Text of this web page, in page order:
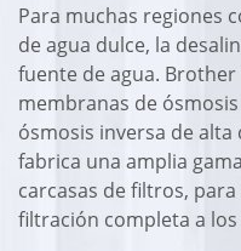
Para muchas regiones
de agua dulce, la
fuente de agua.
membranas de
ósmosis inversa de
fabrica una amplia
carcasas de filtros,
filtración completa a los